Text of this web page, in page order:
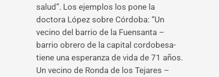
salud”. Los ejemplos los pone la
doctora López sobre Córdoba: “Un
vecino del barrio de la Fuensanta –
barrio obrero de la capital cordobesa-
tiene una esperanza de vida de 71 años.
Un vecino de Ronda de los Tejares –